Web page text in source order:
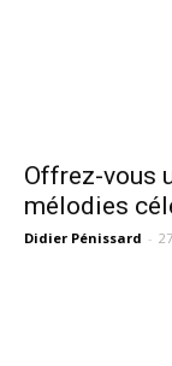
Offrez-vous
mélodies
Didier Pénissard -